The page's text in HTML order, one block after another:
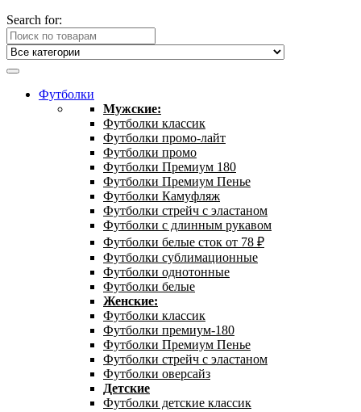
Search for:
Футболки
Мужские:
Футболки классик
Футболки промо-лайт
Футболки промо
Футболки Премиум 180
Футболки Премиум Пенье
Футболки Камуфляж
Футболки стрейч с эластаном
Футболки с длинным рукавом
Футболки белые сток от 78 ₽
Футболки сублимационные
Футболки однотонные
Футболки белые
Женские:
Футболки классик
Футболки премиум-180
Футболки Премиум Пенье
Футболки стрейч с эластаном
Футболки оверсайз
Детские
Футболки детские классик